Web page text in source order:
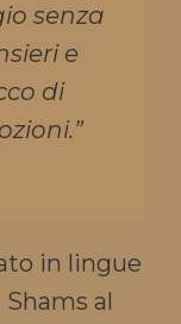
senza
e
di
in lingue
al